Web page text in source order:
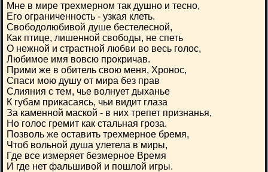
Мне в мире трехмерном так душно и тесно,
Его ограниченность - узкая клеть.
Свободолюбивой душе бестелесной,
Как птице, лишенной свободы, не спеть
О нежной и страстной любви во весь голос,
Любимое имя вовсю прокричав.
Прими же в обитель свою меня, Хронос,
Спаси мою душу от мира без прав
Слияния с тем, чье волнует дыханье
К губам прикасаясь, чьи видит глаза
За каменной маской - в них трепет признанья,
Но голос гремит как стальная гроза.
Позволь же оставить трехмерное бремя,
Чтоб вольной душа улетела в миры,
Где все измеряет безмерное Время
И где нет фальшивой и пошлой игры.